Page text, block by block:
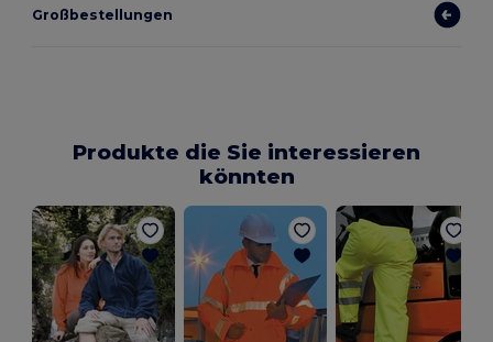
Großbestellungen
Produkte die Sie interessieren
könnten